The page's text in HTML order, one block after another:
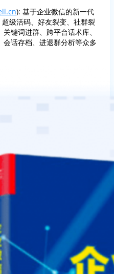
): 基于企业微信的新一代
级活码、好友裂变、社群裂
键词进群、跨平台话术库、
话存档、进退群分析等众多